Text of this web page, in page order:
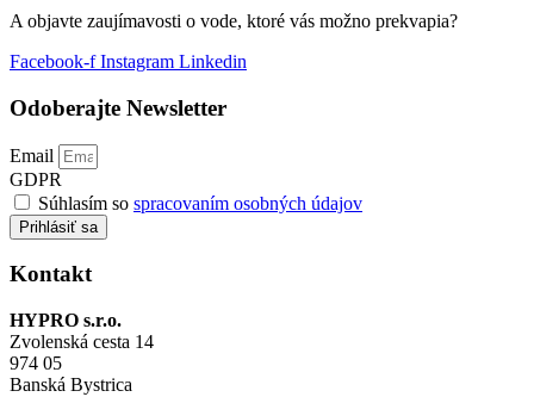
A objavte zaujímavosti o vode, ktoré vás možno prekvapia?
Facebook-f Instagram Linkedin
Odoberajte Newsletter
Email
GDPR
Súhlasím so spracovaním osobných údajov
Prihlásiť sa
Kontakt
HYPRO s.r.o.
Zvolenská cesta 14
974 05
Banská Bystrica